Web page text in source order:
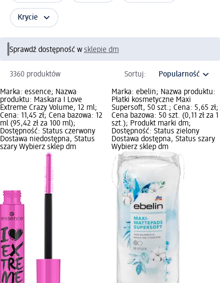
Krycie
Sprawdź dostępność w sklepie dm
3360 produktów Sortuj:
Marka: essence; Nazwa
produktu: Maskara I Love
Extreme Crazy Volume, 12 ml;
Cena: 11,45 zł; Cena bazowa: 12
ml (95,42 zł za 100 ml);
Dostępność: Status czerwony
Dostawa niedostępna, Status
szary Wybierz sklep dm
Marka: ebelin; Nazwa produktu:
Płatki kosmetyczne Maxi
Supersoft, 50 szt.; Cena: 5,65 zł;
Cena bazowa: 50 szt. (0,11 zł za 1
szt.); Produkt marki dm;
Dostępność: Status zielony
Dostawa dostępna, Status szary
Wybierz sklep dm